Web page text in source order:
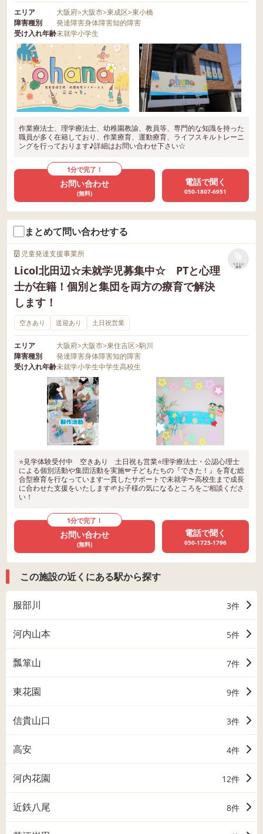
エリア 大阪府>大阪市>東成区>東小橋
障害種別
発達障害身体障害知的障害
受け入れ年齢未就学小学生
作業療法士、理学療法士、幼稚園教諭、教員等、専門的な知識を持った
職員が多く在籍しており、作業療育、運動療育、ライフスキルトレーニ
ングを行っております♪詳細はお問い合わせ下さい☆
1分で完了！
お問い合わせ
(無料)
電話で聞く
050-1807-6951
まとめて問い合わせする
児童発達支援事業所
Licol北田辺☆未就学児募集中☆ PTと心理
士が在籍！個別と集団を両方の療育で解決
します！
リストに
保存
空きあり 送迎あり 土日祝営業
エリア 大阪府>大阪市>東住吉区>駒川
障害種別
発達障害身体障害知的障害
受け入れ年齢未就学小学生中学生高校生
⭐見学体験受付中 空きあり 土日祝も営業⭐理学療法士・公認心理士
による個別活動や集団活動を実施🪽子どもたちの『できた！』を育む総
合型療育を行なっています一貫したサポートで未就学〜高校生まで成長
に合わせた支援をいたします🌱お子様の気になるところをご相談くださ
い！
1分で完了！
お問い合わせ
(無料)
電話で聞く
050-1725-1796
この施設の近くにある駅から探す
服部川 3件
河内山本 5件
瓢箪山 7件
東花園 9件
信貴山口 3件
高安 4件
河内花園 12件
近鉄八尾 8件